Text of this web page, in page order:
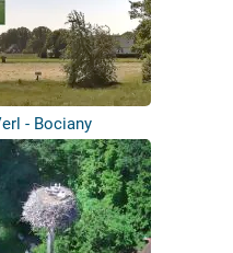
- Bociany